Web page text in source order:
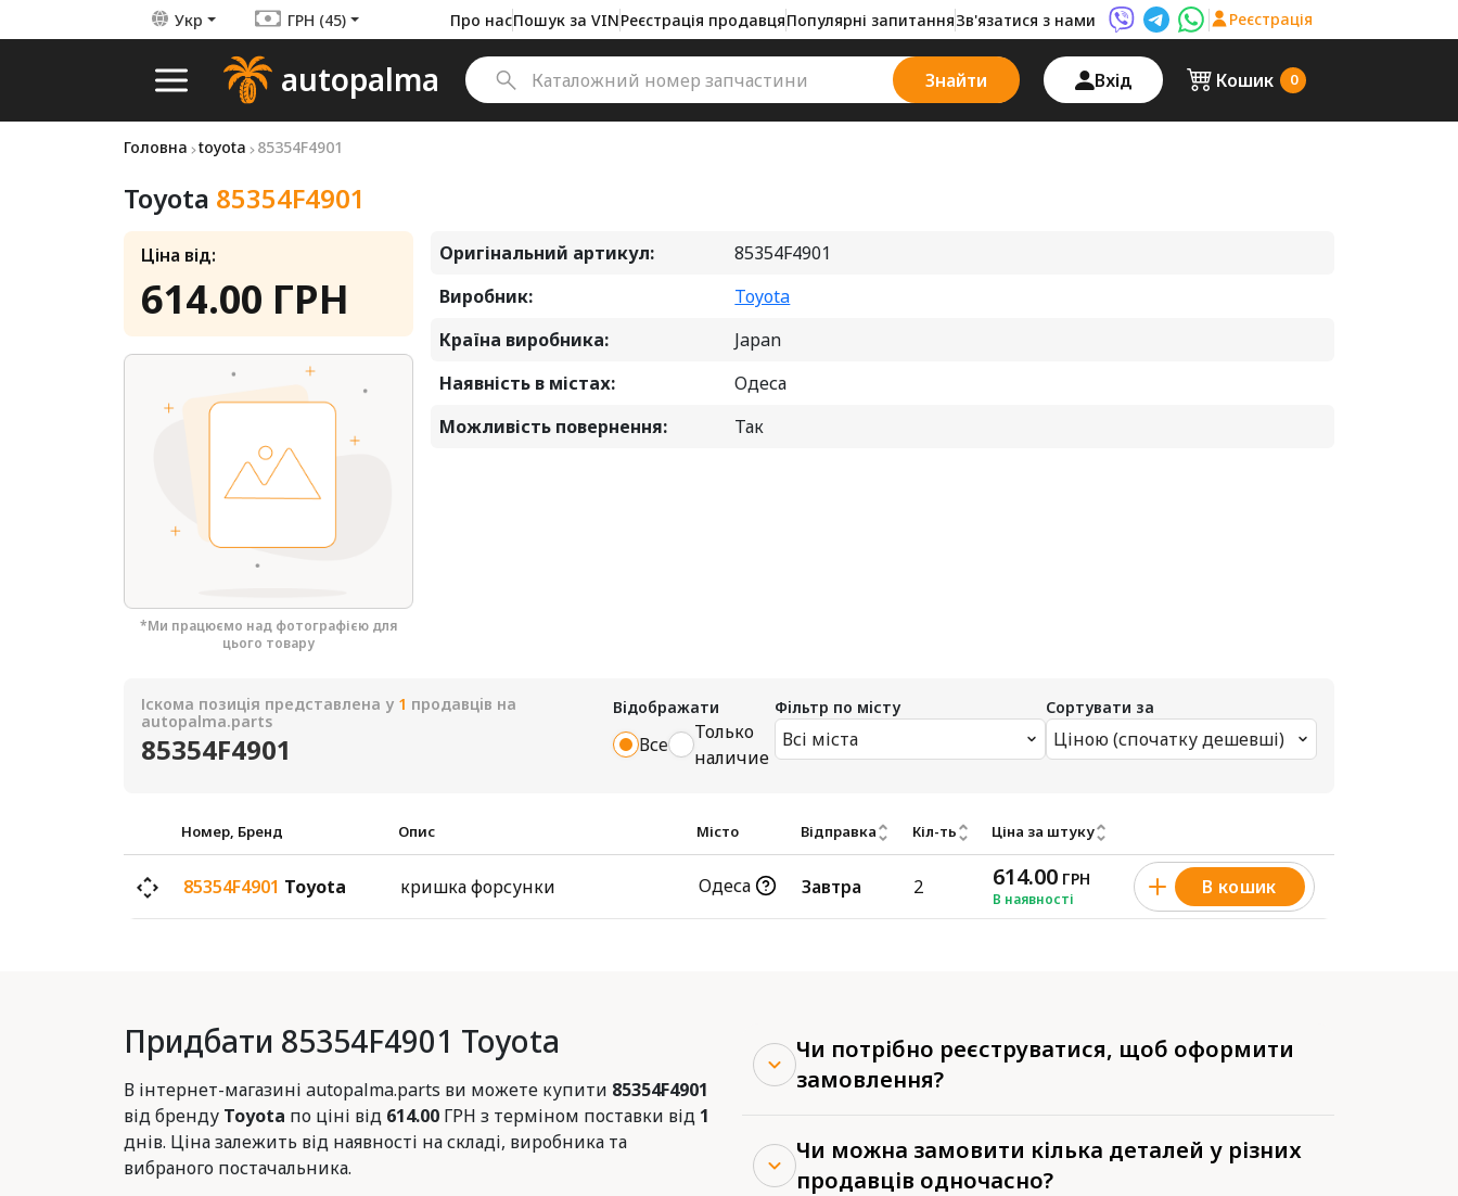
Укр ГРН (45) Про насПошук за VINРеєстрація продавцяПопулярні запитанняЗв'язатися з нами Viber AutoPalma
Telegram AutoPalma
WhatsApp AutoPalma
Реєстрація
autopalma Знайти Вхід Кошик 0
Головна toyota 85354F4901
Toyota 85354F4901
Ціна від:
614.00 ГРН
*Ми працюємо над фотографією для
цього товару
Оригінальний артикул:
85354F4901
Виробник:
Toyota
Країна виробника:
Japan
Наявність в містах:
Одеса
Можливість повернення:
Так
Іскома позиція представлена у 1 продавців на
autopalma.parts
85354F4901
Відображати
Все
Только
наличие
Фільтр по місту
Всі міста
Сортувати за
Ціною (спочатку дешевші)
Номер, Бренд Опис Місто Відправка Кіл-ть Ціна за штуку
85354F4901 Toyota кришка форсунки Одеса Завтра 2 614.00 ГРН
В наявності
В кошик
Придбати 85354F4901 Toyota
В інтернет-магазині autopalma.parts ви можете купити 85354F4901
від бренду Toyota по ціні від 614.00 ГРН з терміном поставки від 1
днів. Ціна залежить від наявності на складі, виробника та
вибраного постачальника.
Чи потрібно реєструватися, щоб оформити
замовлення?
Чи можна замовити кілька деталей у різних
продавців одночасно?